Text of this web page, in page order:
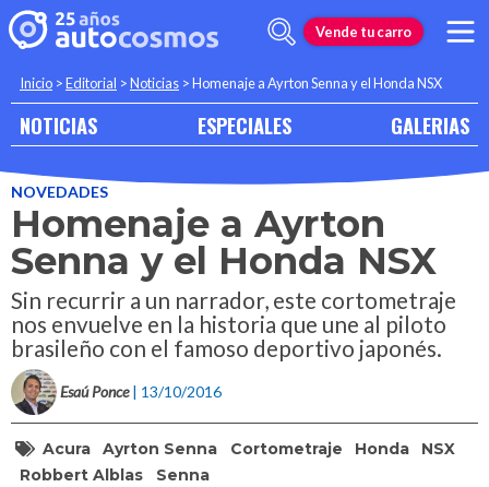
Vende tu carro
Inicio >Editorial >Noticias >Homenaje a Ayrton Senna y el Honda NSX
NOTICIAS ESPECIALES GALERIAS
NOVEDADES
Homenaje a Ayrton
Senna y el Honda NSX
Sin recurrir a un narrador, este cortometraje
nos envuelve en la historia que une al piloto
brasileño con el famoso deportivo japonés.
Esaú Ponce | 13/10/2016
Acura Ayrton Senna Cortometraje Honda
NSX
Robbert Alblas
Senna